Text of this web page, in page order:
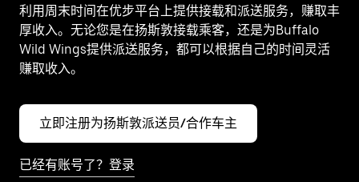
利用周末时间在优步平台上提供接载和派送服务，赚取丰
厚收入。无论您是在扬斯敦接载乘客，还是为Buffalo
Wild Wings提供派送服务，都可以根据自己的时间灵活
赚取收入。
立即注册为扬斯敦派送员/合作车主
已经有账号了？登录